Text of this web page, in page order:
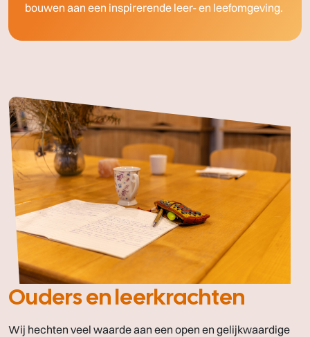
bouwen aan een inspirerende leer- en leefomgeving.
Ouders en leerkrachten
Wij hechten veel waarde aan een open en gelijkwaardige